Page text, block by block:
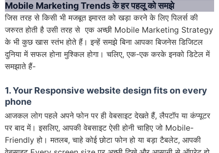
Mobile Marketing Trends के हर पहलू को समझे
जिस तरह से किसी भी मजबूत इमारत को खड़ा करने के लिए पिलर्स की
जरुरत होती है उसी तरह से एक अच्छी Mobile Marketing Strategy
के भी कुछ खास स्तंभ होते हैं। इन्हें समझे बिना आपका बिजनेस डिजिटल
दुनिया में सफल होना मुश्किल होगा। चलिए, एक-एक करके इनको डिटेल में
समझाते हैं-
1. Your Responsive website design fits on every
phone
आजकल लोग पहले अपने फोन पर ही वेबसाइट देखते हैं, लैपटॉप या कंप्यूटर
पर बाद में। इसलिए, आपकी वेबसाइट ऐसी होनी चाहिए जो Mobile-
Friendly हो। मतलब, चाहे कोई छोटा फोन हो या बड़ा टैबलेट, आपकी